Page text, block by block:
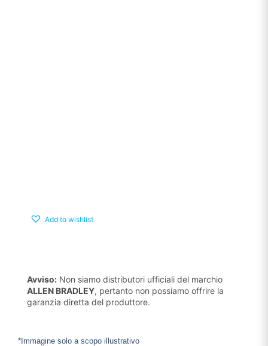
Add to wishlist
Avviso: Non siamo distributori ufficiali del marchio
ALLEN BRADLEY, pertanto non possiamo offrire la
garanzia diretta del produttore.
*Immagine solo a scopo illustrativo